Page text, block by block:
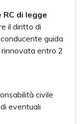
di legge
il diritto di
guida
entro 2
civile
eventuali